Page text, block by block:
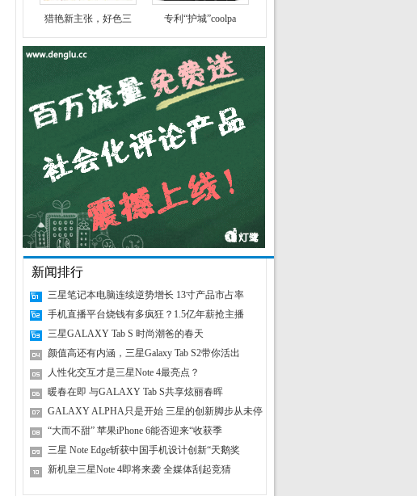
猎艳新主张，好色三 专利“护城”coolpa
新闻排行
三星笔记本电脑连续逆势增长 13寸产品市占率
手机直播平台烧钱有多疯狂？1.5亿年薪抢主播
三星GALAXY Tab S 时尚潮爸的春天
颜值高还有内涵，三星Galaxy Tab S2带你活出
人性化交互才是三星Note 4最亮点？
暖春在即 与GALAXY Tab S共享炫丽春晖
GALAXY ALPHA只是开始 三星的创新脚步从未停
“大而不甜” 苹果iPhone 6能否迎来“收获季
三星 Note Edge斩获中国手机设计创新“天鹅奖
新机皇三星Note 4即将来袭 全媒体刮起竞猜